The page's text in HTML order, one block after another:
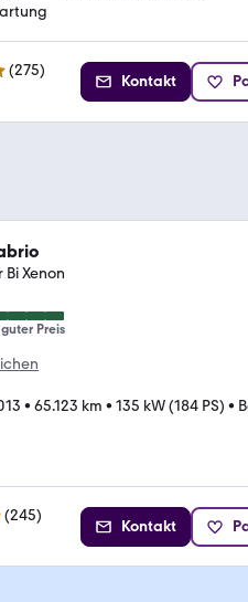
(275)
Kontakt
Xenon
Preis
• 65.123 km • 135 kW (184 PS) •
(245)
Kontakt